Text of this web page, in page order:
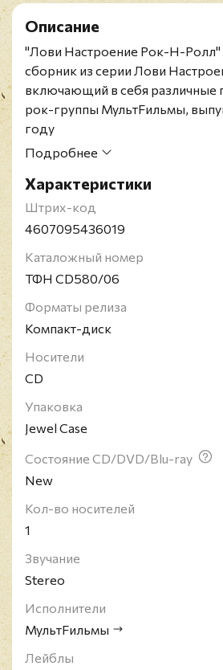
Описание
"Лови Настроение Рок-Н-Ролл"
сборник из серии Лови
включающий в себя различные
рок-группы МультFильмы,
году
Издание на CD. Содержит один
МультFильмы - российская рок-
песен, лидер и вокалист
Группа была образована
Тимофеевым в 1998 году из
"Глубоководные чудеса". В
помощи ряда известных
Фёдоров, Ю. Цалер, группа
альбом "МультFильмы". Альбом
поповый стиль звучания группы,
проявился на следующих
"Нашего радио" за один день 12
Издание снято с производства.
Подробнее
Характеристики
Штрих-код
4607095436019
Каталожный номер
ТФН CD580/06
Форматы релиза
Компакт-диск
Носители
CD
Упаковка
Jewel Case
Состояние CD/DVD/Blu-ray
New
Кол-во носителей
1
Звучание
Stereo
Исполнители
МультFильмы
Лейблы